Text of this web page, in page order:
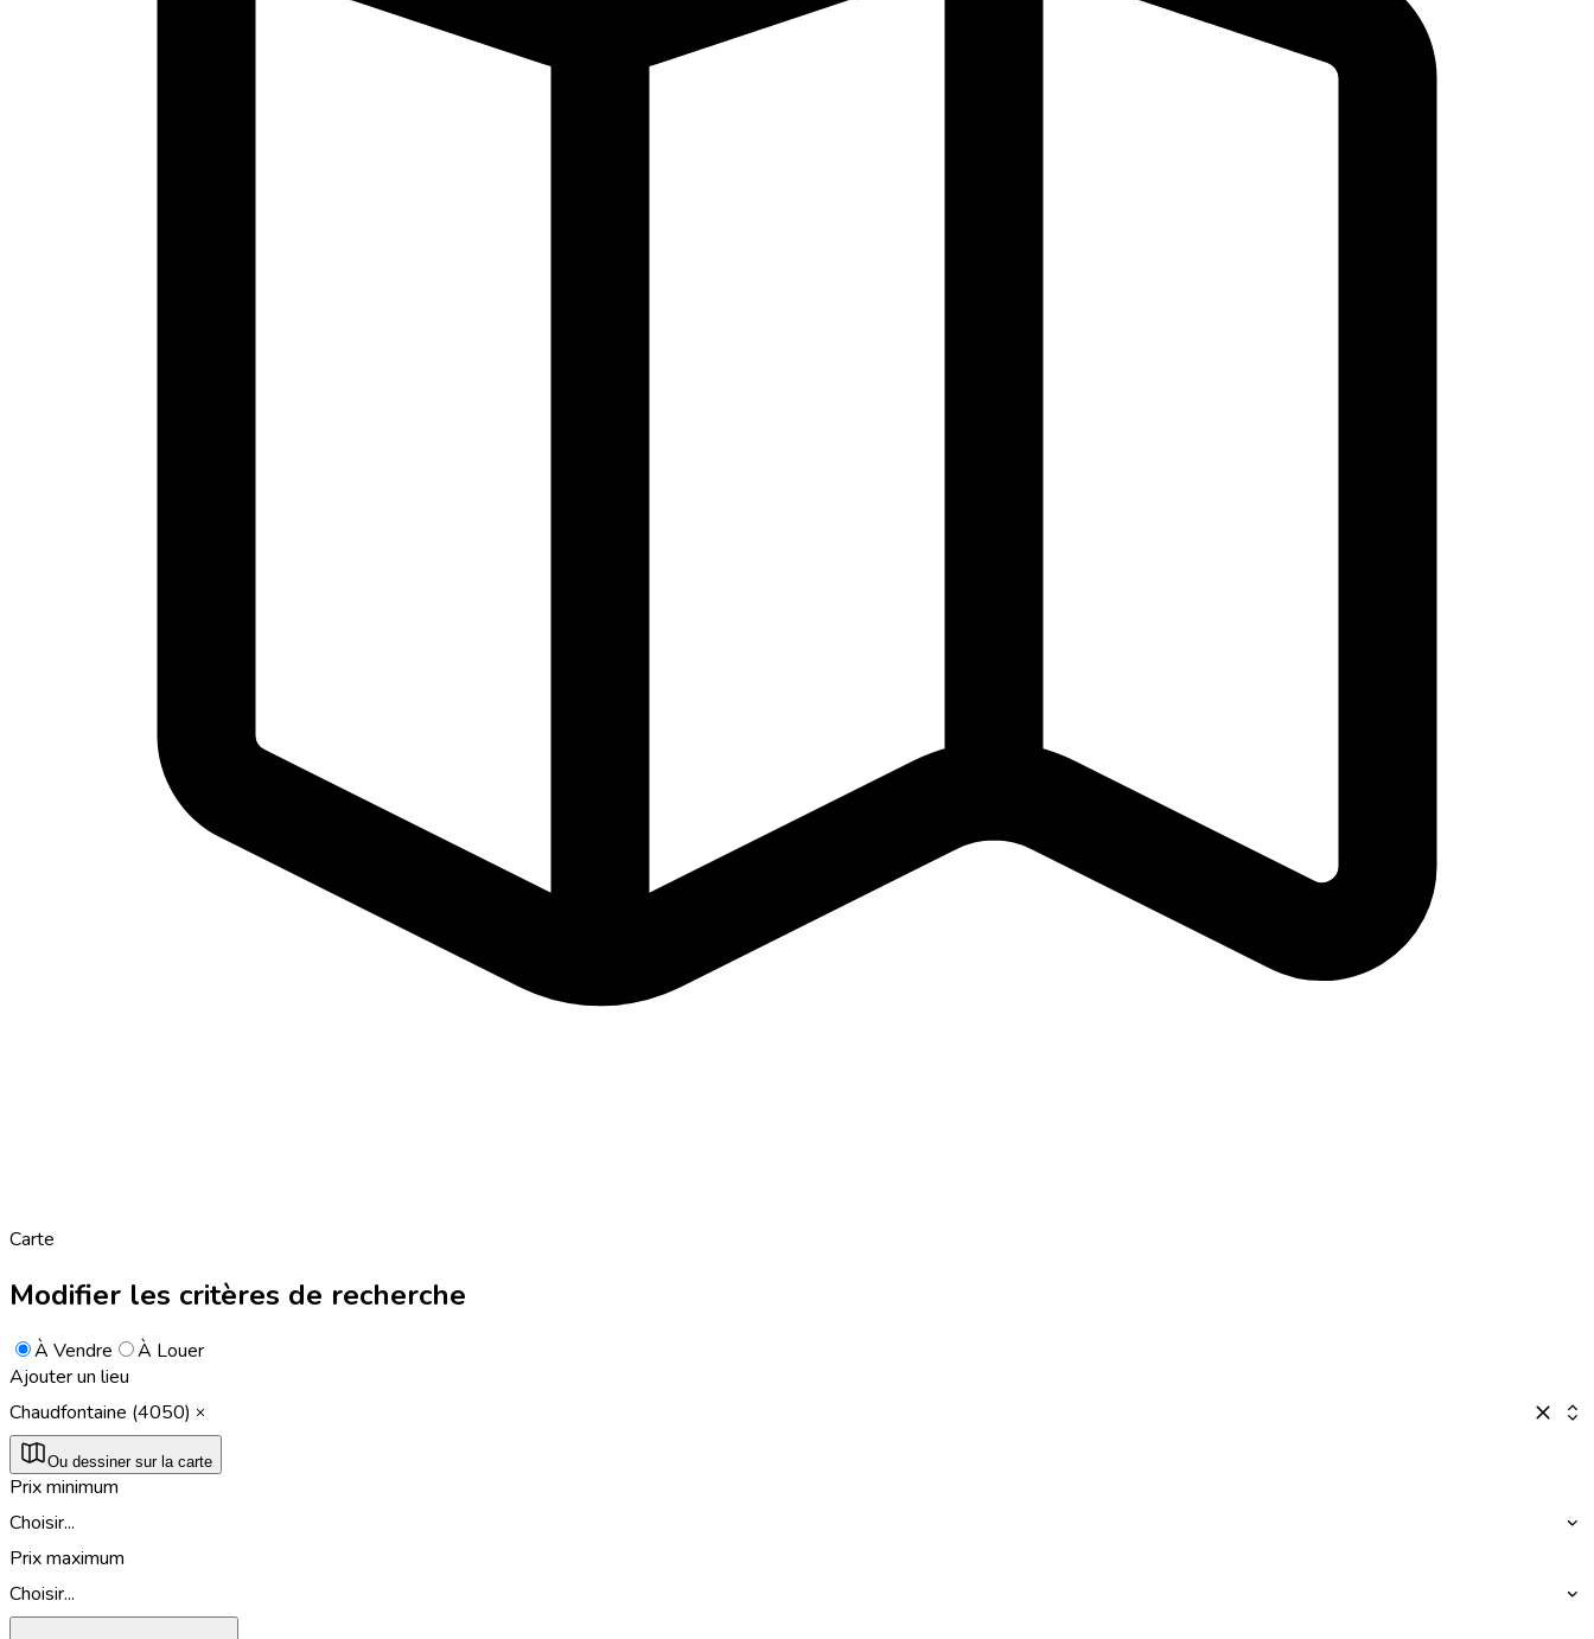
Carte
Modifier les critères de recherche
À Vendre
À Louer
Ajouter un lieu
Chaudfontaine (4050)
Ou dessiner sur la carte
Prix minimum
Choisir...
Prix maximum
Choisir...